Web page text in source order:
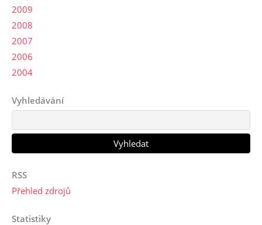
2009
2008
2007
2006
2004
Vyhledávání
RSS
Přehled zdrojů
Statistiky